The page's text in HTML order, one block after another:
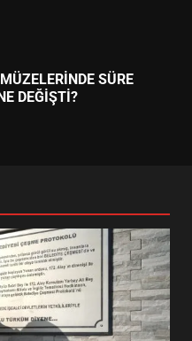
SÜRE
DEĞİŞTİ?
KAYITLARI NEYİ
BELEDİYESPOR’DA
NASIL